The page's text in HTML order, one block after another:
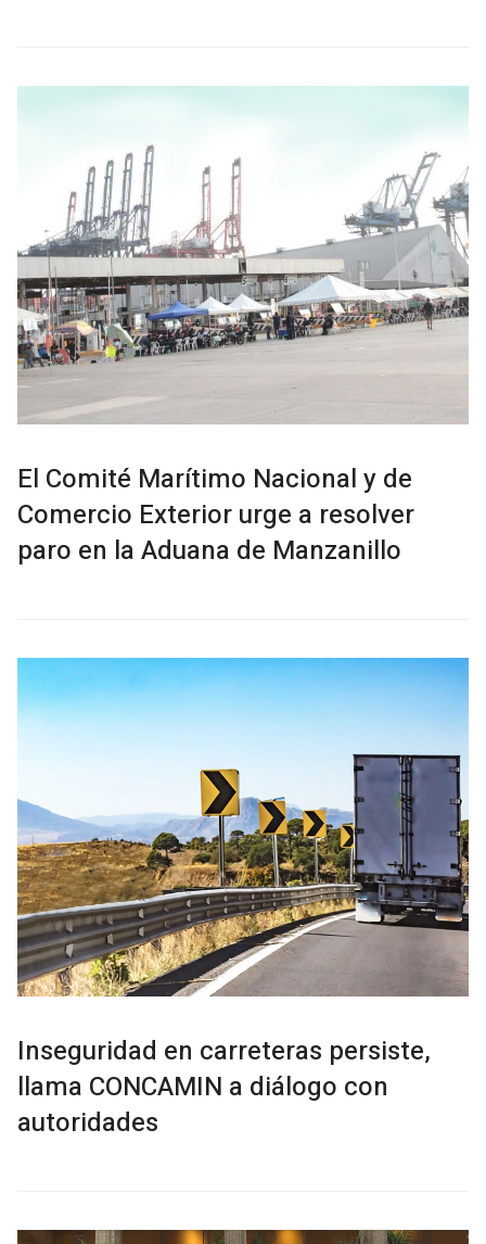
El Comité Marítimo Nacional y de
Comercio Exterior urge a resolver
paro en la Aduana de Manzanillo
Inseguridad en carreteras persiste,
llama CONCAMIN a diálogo con
autoridades